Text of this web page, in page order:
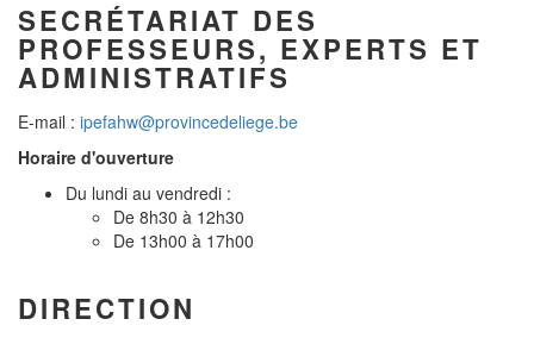
SECRÉTARIAT DES
PROFESSEURS, EXPERTS ET
ADMINISTRATIFS
E-mail : ipefahw@provincedeliege.be
Horaire d'ouverture
Du lundi au vendredi :
De 8h30 à 12h30
De 13h00 à 17h00
DIRECTION